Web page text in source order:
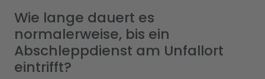
Wie lange dauert es
normalerweise, bis ein
Abschleppdienst am Unfallort
eintrifft?